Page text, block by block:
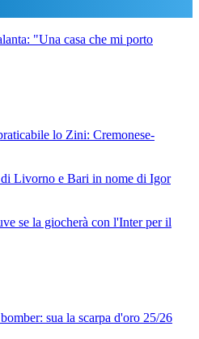
"Una casa che mi porto
lo Zini: Cremonese-
Livorno e Bari in nome di Igor
se la giocherà con l'Inter per il
sua la scarpa d'oro 25/26